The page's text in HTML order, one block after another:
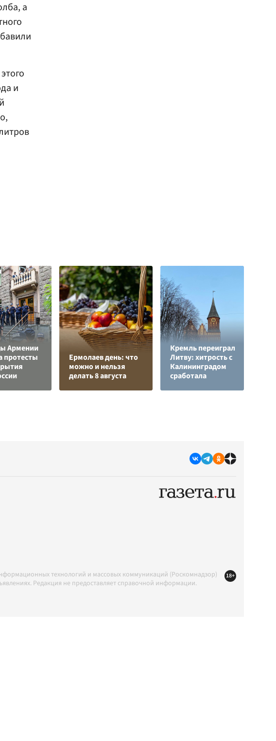
а
и
Армении
протесты
Ермолаев день: что
можно и нельзя
делать 8 августа
Кремль переиграл
Литву: хитрость с
Калининградом
сработала
технологий и массовых коммуникаций (Роскомнадзор)
Редакция не предоставляет справочной информации.
18+